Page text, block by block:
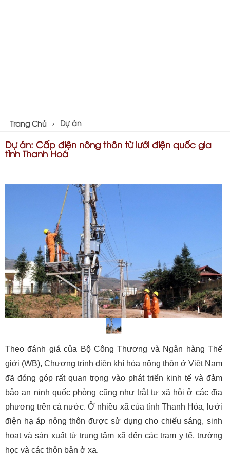
Trang Chủ Dự án
Dự án: Cấp điện nông thôn từ lưới điện quốc gia
tỉnh Thanh Hoá
Theo đánh giá của Bộ Công Thương và Ngân hàng Thế
giới (WB), Chương trình điện khí hóa nông thôn ở Việt Nam
đã đóng góp rất quan trọng vào phát triển kinh tế và đảm
bảo an ninh quốc phòng cũng như trật tự xã hội ở các địa
phương trên cả nước. Ở nhiều xã của tỉnh Thanh Hóa, lưới
điện hạ áp nông thôn được sử dụng cho chiếu sáng, sinh
hoạt và sản xuất từ trung tâm xã đến các trạm y tế, trường
học và các thôn bản ở xa.